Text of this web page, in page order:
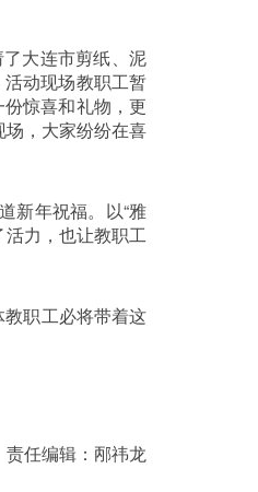
大连市剪纸、泥
动现场教职工暂
份惊喜和礼物，更
，大家纷纷在喜
新年祝福。以“雅
力，也让教职工
职工必将带着这
责任编辑：邴祎龙